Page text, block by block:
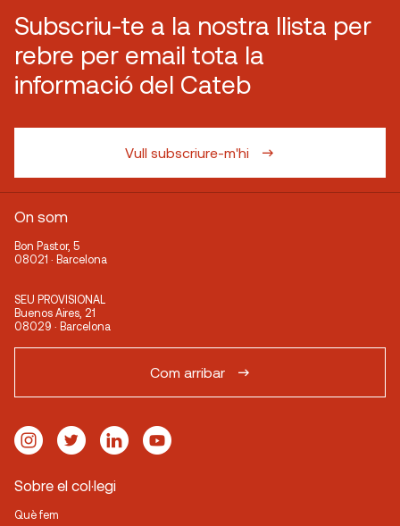
Subscriu-te a la nostra llista per
rebre per email tota la
informació del Cateb
Vull subscriure-m'hi
On som
Bon Pastor, 5
08021 · Barcelona
SEU PROVISIONAL
Buenos Aires, 21
08029 · Barcelona
Com arribar
Sobre el col·legi
Què fem